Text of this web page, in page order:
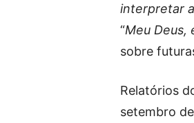
interpretar
“Meu Deus,
sobre
Relatórios
setembro